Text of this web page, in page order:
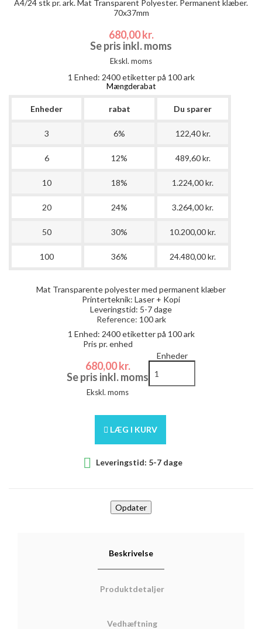
A4/24 stk pr. ark. Mat Transparent Polyester. Permanent klæber.
70x37mm
680,00 kr.
Se pris inkl. moms
Ekskl. moms
1 Enhed: 2400etiketter på 100 ark
Mængderabat
Enheder rabat Du sparer
3 6% 122,40 kr.
6 12% 489,60 kr.
10 18% 1.224,00 kr.
20 24% 3.264,00 kr.
50 30% 10.200,00 kr.
100 36% 24.480,00 kr.
Mat Transparente polyester med permanent klæber
Printerteknik: Laser + Kopi
Leveringstid: 5-7 dage
Reference: 100 ark
1 Enhed: 2400etiketter på 100 ark
Pris pr. enhed
680,00 kr.
Se pris inkl. moms
Ekskl. moms
Enheder
LÆG I KURV
 Leveringstid: 5-7 dage
Beskrivelse
Produktdetaljer
Vedhæftning